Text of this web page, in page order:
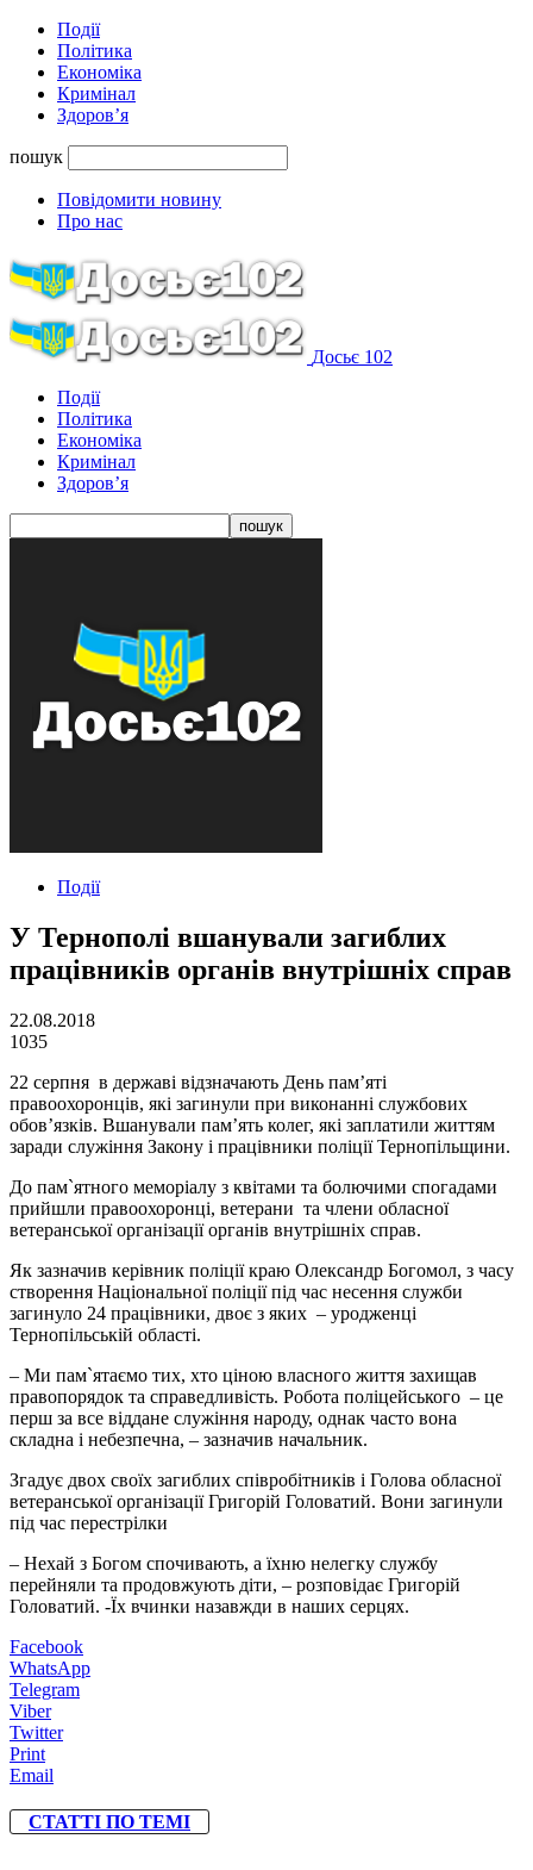
Події
Політика
Економіка
Кримінал
Здоров’я
пошук
Повідомити новину
Про нас
Досьє 102
Події
Політика
Економіка
Кримінал
Здоров’я
Події
У Тернополі вшанували загиблих
працівників органів внутрішніх справ
22.08.2018
1035
22 серпня в державі відзначають День пам’яті
правоохоронців, які загинули при виконанні службових
обов’язків. Вшанували пам’ять колег, які заплатили життям
заради служіння Закону і працівники поліції Тернопільщини.
До пам`ятного меморіалу з квітами та болючими спогадами
прийшли правоохоронці, ветерани та члени обласної
ветеранської організації органів внутрішніх справ.
Як зазначив керівник поліції краю Олександр Богомол, з часу
створення Національної поліції під час несення служби
загинуло 24 працівники, двоє з яких – уродженці
Тернопільській області.
– Ми пам`ятаємо тих, хто ціною власного життя захищав
правопорядок та справедливість. Робота поліцейського – це
перш за все віддане служіння народу, однак часто вона
складна і небезпечна, – зазначив начальник.
Згадує двох своїх загиблих співробітників і Голова обласної
ветеранської організації Григорій Головатий. Вони загинули
під час перестрілки
– Нехай з Богом спочивають, а їхню нелегку службу
перейняли та продовжують діти, – розповідає Григорій
Головатий. -Їх вчинки назавжди в наших серцях.
Facebook
WhatsApp
Telegram
Viber
Twitter
Print
Email
СТАТТІ ПО ТЕМІ